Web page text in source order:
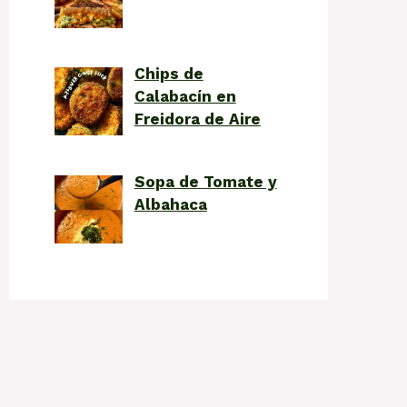
Chips de
Calabacín en
Freidora de Aire
Sopa de Tomate y
Albahaca